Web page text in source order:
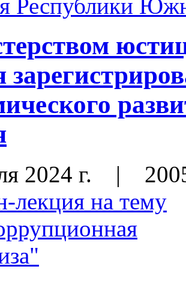
2024 г. |